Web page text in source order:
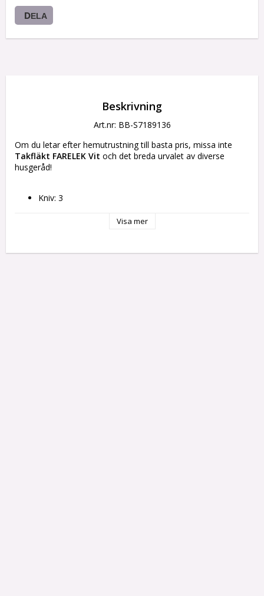
DELA
Beskrivning
Art.nr: BB-S7189136
Takfläkt FARELEK Vit och det breda urvalet av diverse
husgeråd!
Kniv: 3
Visa mer